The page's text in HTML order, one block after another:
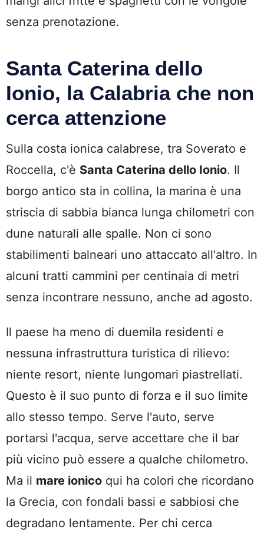
senza prenotazione.
Santa Caterina dello
Ionio, la Calabria che non
cerca attenzione
Sulla costa ionica calabrese, tra Soverato e
Roccella, c'è Santa Caterina dello Ionio. Il
borgo antico sta in collina, la marina è una
striscia di sabbia bianca lunga chilometri con
dune naturali alle spalle. Non ci sono
stabilimenti balneari uno attaccato all'altro. In
alcuni tratti cammini per centinaia di metri
senza incontrare nessuno, anche ad agosto.
Il paese ha meno di duemila residenti e
nessuna infrastruttura turistica di rilievo:
niente resort, niente lungomari piastrellati.
Questo è il suo punto di forza e il suo limite
allo stesso tempo. Serve l'auto, serve
portarsi l'acqua, serve accettare che il bar
più vicino può essere a qualche chilometro.
Ma il mare ionico qui ha colori che ricordano
la Grecia, con fondali bassi e sabbiosi che
degradano lentamente. Per chi cerca